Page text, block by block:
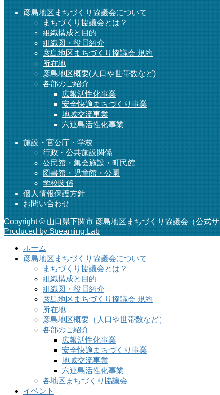
彦島地区まちづくり協議会について
まちづくり協議会とは？
組織構成と目的
組織図・役員紹介
彦島地区まちづくり協議会 規約
所在地
彦島地区概要(人口や世帯数など)
各部のご紹介
広報活性化事業
安全快適まちづくり事業
地域交流事業
六連島活性化事業
施設・官公庁・学校
行政・公共施設関係
公民館・集会施設・町民館
図書館・児童館・公園
学校関係
個人情報保護方針
お問い合わせ
Copyright © 山口県下関市 彦島地区まちづくり協議会（公式
Produced by Streaming Lab
ホーム
彦島地区まちづくり協議会について
まちづくり協議会とは？
組織構成と目的
組織図・役員紹介
彦島地区まちづくり協議会 規約
所在地
彦島地区概要（人口や世帯数など）
各部のご紹介
広報活性化事業
安全快適まちづくり事業
地域交流事業
六連島活性化事業
各地区まちづくり協議会
イベント